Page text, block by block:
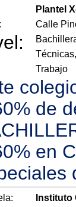
Plantel
Calle
Trabajo
de
en
Instituto